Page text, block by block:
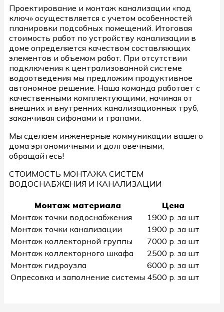
Проектирование и монтаж канализации «под
ключ» осуществляется с учетом особенностей
планировки подсобных помещений. Итоговая
стоимость работ по устройству канализации в
доме определяется качеством составляющих
элементов и объемом работ. При отсутствии
подключения к централизованной системе
водоотведения мы предложим продуктивное
автономное решение. Наша команда работает с
качественными комплектующими, начиная от
внешних и внутренних канализационных труб,
заканчивая сифонами и трапами.
Мы сделаем инженерные коммуникации вашего
дома эргономичными и долговечными,
обращайтесь!
СТОИМОСТЬ МОНТАЖА СИСТЕМ
ВОДОСНАБЖЕНИЯ И КАНАЛИЗАЦИИ
Монтаж материала
Цена
Монтаж точки водоснабжения
1900 р. за шт
Монтаж точки канализации
1900 р. за шт
Монтаж коллекторной группы
7000 р. за шт
Монтаж коллекторного шкафа
2500 р. за шт
Монтаж гидроузла
6000 р. за шт
Опресовка и заполнение системы 4500 р. за шт